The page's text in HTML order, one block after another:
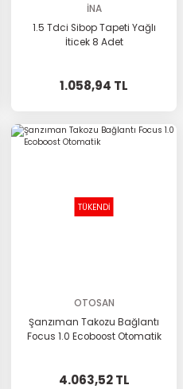
İNA
1.5 Tdci Sibop Tapeti Yağlı
İticek 8 Adet
1.058,94 TL
TÜKENDİ
OTOSAN
Şanzıman Takozu Bağlantı
Focus 1.0 Ecoboost Otomatik
4.063,52 TL